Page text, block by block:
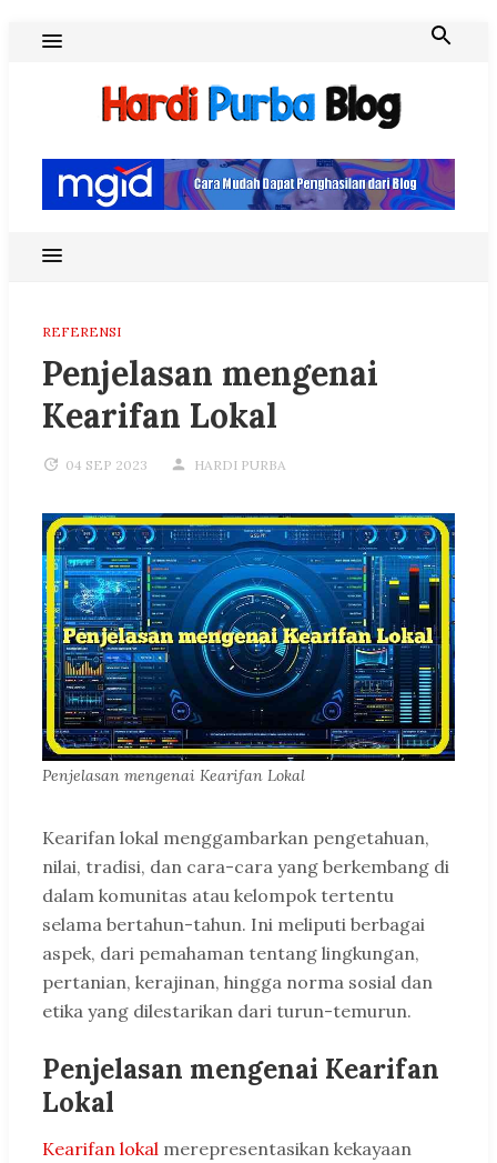
REFERENSI
Penjelasan mengenai
Kearifan Lokal
04 SEP 2023 HARDI PURBA
Penjelasan mengenai Kearifan Lokal
Kearifan lokal menggambarkan pengetahuan,
nilai, tradisi, dan cara-cara yang berkembang di
dalam komunitas atau kelompok tertentu
selama bertahun-tahun. Ini meliputi berbagai
aspek, dari pemahaman tentang lingkungan,
pertanian, kerajinan, hingga norma sosial dan
etika yang dilestarikan dari turun-temurun.
Penjelasan mengenai Kearifan
Lokal
Kearifan lokal merepresentasikan kekayaan